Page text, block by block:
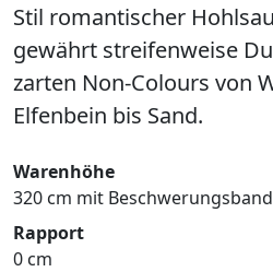
Stil romantischer
gewährt streifenweise
zarten Non-Colours von
Elfenbein bis Sand.
Warenhöhe
320 cm mit Beschwerungsband
Rapport
0 cm